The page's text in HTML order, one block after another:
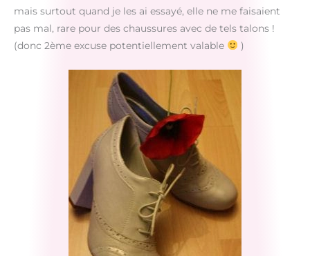
mais surtout quand je les ai essayé, elle ne me faisaient
pas mal, rare pour des chaussures avec de tels talons !
(donc 2ème excuse potentiellement valable
)